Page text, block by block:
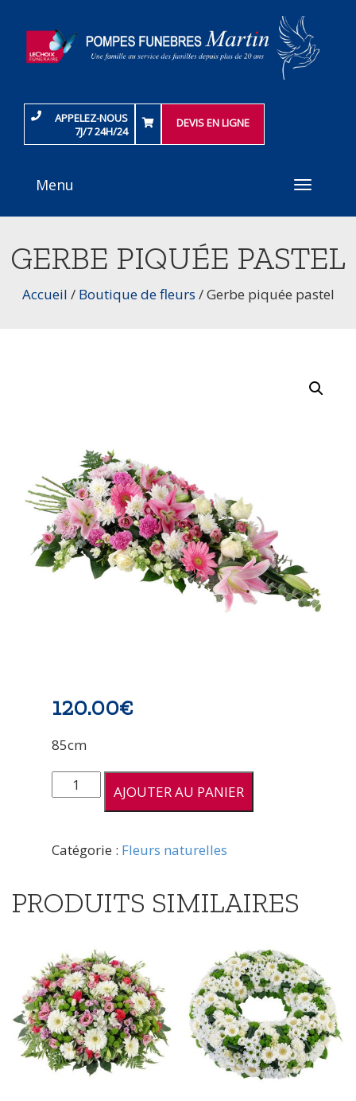
APPELEZ-NOUS
7J/7 24H/24
DEVIS EN LIGNE
Toggle
Menu
GERBE PIQUÉE PASTEL
Accueil / Boutique de fleurs /Gerbe piquée pastel
120.00€
85cm
quantité
de
piquée
AJOUTER AU PANIER
Catégorie : Fleurs naturelles
PRODUITS SIMILAIRES